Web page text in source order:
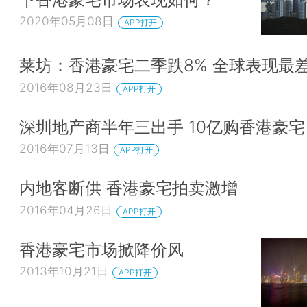
2020年05月08日 APP打开
莱坊：香港豪宅二季跌8% 全球表现最
2016年08月23日 APP打开
深圳地产商半年三出手 10亿购香港豪宅
2016年07月13日 APP打开
内地客断供 香港豪宅拍卖激增
2016年04月26日 APP打开
香港豪宅市场掀降价风
2013年10月21日 APP打开